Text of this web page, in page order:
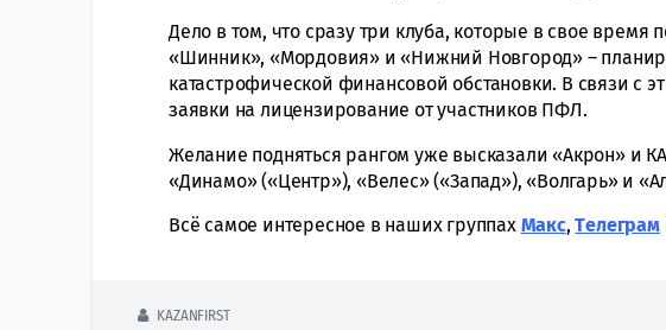
Дело в том, что сразу три клуба, которые в свое время
«Шинник», «Мордовия» и «Нижний Новгород» –
катастрофической финансовой обстановки. В связи с
заявки на лицензирование от участников ПФЛ.
Желание подняться рангом уже высказали «Акрон» и
«Динамо» («Центр»), «Велес» («Запад»), «Волгарь» и
Всё самое интересное в наших группах Макс,Tелеграм
KAZANFIRST